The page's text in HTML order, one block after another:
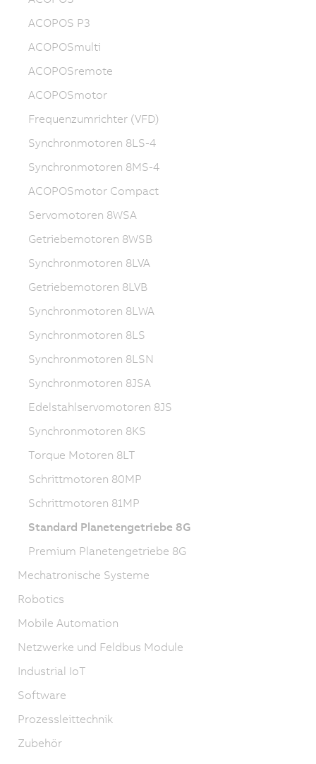
ACOPOS P3
ACOPOSmulti
ACOPOSremote
ACOPOSmotor
Frequenzumrichter (VFD)
Synchronmotoren 8LS-4
Synchronmotoren 8MS-4
ACOPOSmotor Compact
Servomotoren 8WSA
Getriebemotoren 8WSB
Synchronmotoren 8LVA
Getriebemotoren 8LVB
Synchronmotoren 8LWA
Synchronmotoren 8LS
Synchronmotoren 8LSN
Synchronmotoren 8JSA
Edelstahlservomotoren 8JS
Synchronmotoren 8KS
Torque Motoren 8LT
Schrittmotoren 80MP
Schrittmotoren 81MP
Standard Planetengetriebe 8G
Premium Planetengetriebe 8G
Mechatronische Systeme
Robotics
Mobile Automation
Netzwerke und Feldbus Module
Industrial IoT
Software
Prozessleittechnik
Zubehör